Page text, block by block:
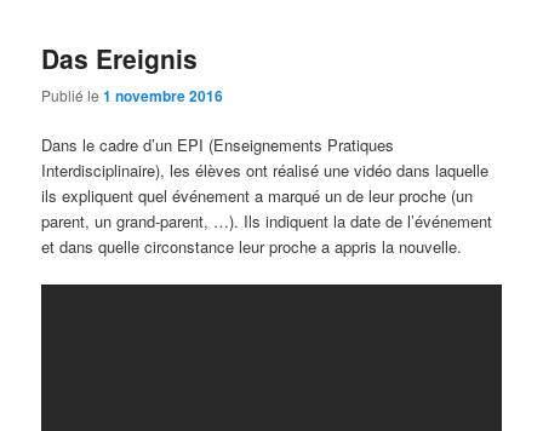
Das Ereignis
Publié le1 novembre 2016
Dans le cadre d’un EPI (Enseignements Pratiques
Interdisciplinaire), les élèves ont réalisé une vidéo dans laquelle
ils expliquent quel événement a marqué un de leur proche (un
parent, un grand-parent, …). Ils indiquent la date de l’événement
et dans quelle circonstance leur proche a appris la nouvelle.